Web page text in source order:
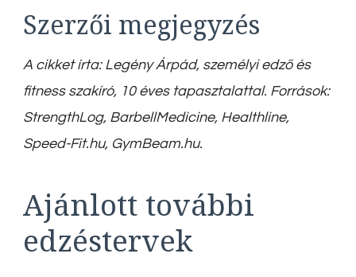
Szerzői megjegyzés
A cikket írta: Legény Árpád, személyi edző és
fitness szakíró, 10 éves tapasztalattal. Források:
StrengthLog, BarbellMedicine, Healthline,
Speed-Fit.hu, GymBeam.hu.
Ajánlott további
edzéstervek